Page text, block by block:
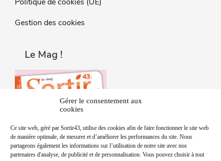
Gérer le consentement aux
cookies
Ce site web, géré par Sortir43, utilise des cookies afin de faire fonctionner le site web
de manière optimale, de mesurer et d’améliorer les performances du site. Nous
partageons également les informations sur l’utilisation de notre site avec nos
partenaires d'analyse, de publicité et de personnalisation. Vous pouvez choisir à tout
Gestion des cookies
Le Mag !